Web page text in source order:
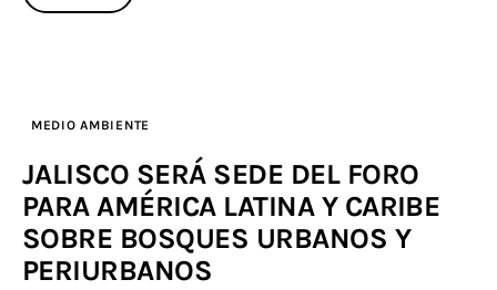
MEDIO AMBIENTE
JALISCO SERÁ SEDE DEL FORO
PARA AMÉRICA LATINA Y CARIBE
SOBRE BOSQUES URBANOS Y
PERIURBANOS